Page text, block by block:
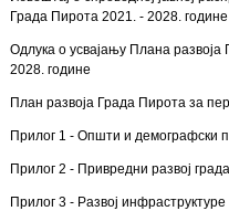
Града Пирота 2021. - 2028. године
Одлука о усвајању Плана
2028. године
План развоја Града Пирота за
Прилог 1 - Општи и демографски
Прилог 2 - Привредни развој
Прилог 3 - Развој